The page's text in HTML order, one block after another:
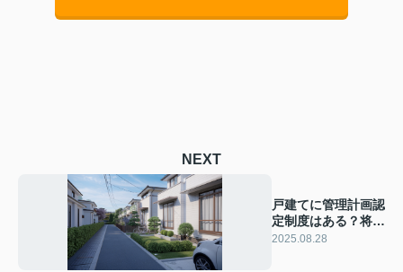
NEXT
戸建てに管理計画認
定制度はある？将来
の創設検討や今後の
2025.08.28